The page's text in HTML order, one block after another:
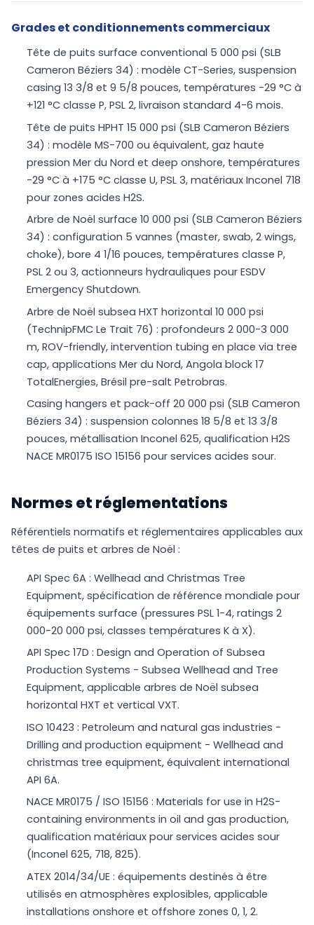
Grades et conditionnements commerciaux
Tête de puits surface conventional 5 000 psi (SLB
Cameron Béziers 34) : modèle CT-Series, suspension
casing 13 3/8 et 9 5/8 pouces, températures -29 °C à
+121 °C classe P, PSL 2, livraison standard 4-6 mois.
Tête de puits HPHT 15 000 psi (SLB Cameron Béziers
34) : modèle MS-700 ou équivalent, gaz haute
pression Mer du Nord et deep onshore, températures
-29 °C à +175 °C classe U, PSL 3, matériaux Inconel 718
pour zones acides H2S.
Arbre de Noël surface 10 000 psi (SLB Cameron Béziers
34) : configuration 5 vannes (master, swab, 2 wings,
choke), bore 4 1/16 pouces, températures classe P,
PSL 2 ou 3, actionneurs hydrauliques pour ESDV
Emergency Shutdown.
Arbre de Noël subsea HXT horizontal 10 000 psi
(TechnipFMC Le Trait 76) : profondeurs 2 000-3 000
m, ROV-friendly, intervention tubing en place via tree
cap, applications Mer du Nord, Angola block 17
TotalEnergies, Brésil pre-salt Petrobras.
Casing hangers et pack-off 20 000 psi (SLB Cameron
Béziers 34) : suspension colonnes 18 5/8 et 13 3/8
pouces, métallisation Inconel 625, qualification H2S
NACE MR0175 ISO 15156 pour services acides sour.
Normes et réglementations
Référentiels normatifs et réglementaires applicables aux
têtes de puits et arbres de Noël :
API Spec 6A : Wellhead and Christmas Tree
Equipment, spécification de référence mondiale pour
équipements surface (pressures PSL 1-4, ratings 2
000-20 000 psi, classes températures K à X).
API Spec 17D : Design and Operation of Subsea
Production Systems - Subsea Wellhead and Tree
Equipment, applicable arbres de Noël subsea
horizontal HXT et vertical VXT.
ISO 10423 : Petroleum and natural gas industries -
Drilling and production equipment - Wellhead and
christmas tree equipment, équivalent international
API 6A.
NACE MR0175 / ISO 15156 : Materials for use in H2S-
containing environments in oil and gas production,
qualification matériaux pour services acides sour
(Inconel 625, 718, 825).
ATEX 2014/34/UE : équipements destinés à être
utilisés en atmosphères explosibles, applicable
installations onshore et offshore zones 0, 1, 2.